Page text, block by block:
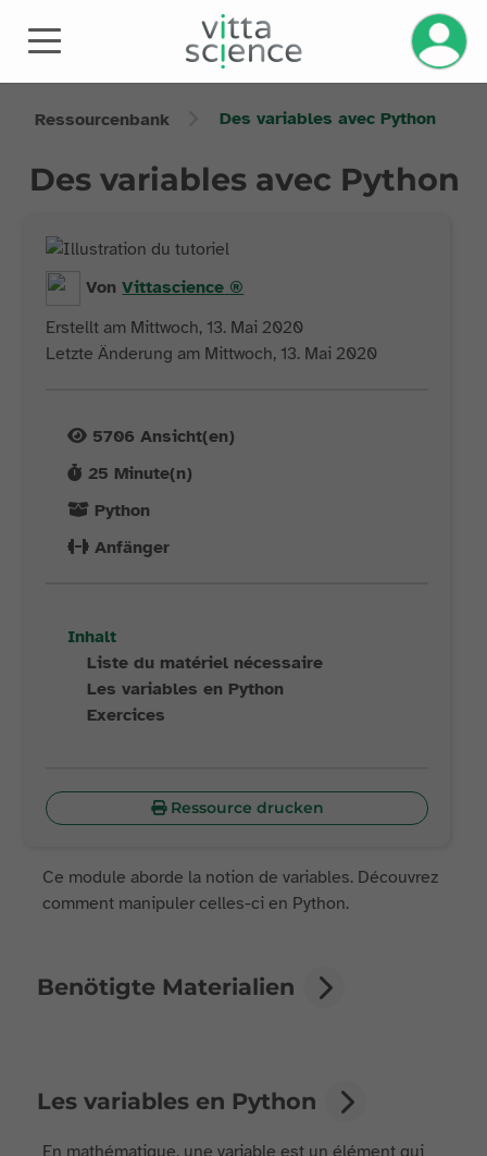
Ressourcenbank Des variables avec Python
Des variables avec Python
VonVittascience ®
Erstellt am Mittwoch, 13. Mai 2020
Letzte Änderung am Mittwoch, 13. Mai 2020
5706 Ansicht(en)
25 Minute(n)
Python
Anfänger
Inhalt
Liste du matériel nécessaire
Les variables en Python
Exercices
Ressource drucken
Ce module aborde la notion de variables. Découvrez
comment manipuler celles-ci en Python.
Benötigte Materialien
Les variables en Python
En mathématique, une variable est un élément qui